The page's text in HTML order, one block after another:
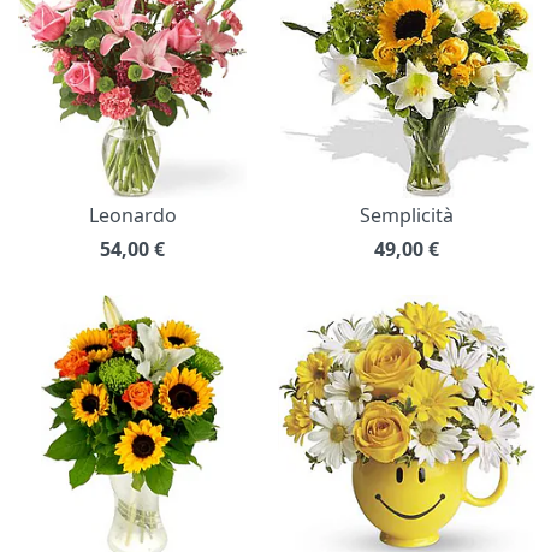
Leonardo
54,00€
Semplicità
49,00€